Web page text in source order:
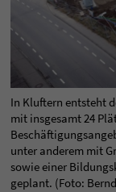
In Kluftern entsteht
mit insgesamt 24
unter anderem mit
sowie einer
geplant. (Foto: